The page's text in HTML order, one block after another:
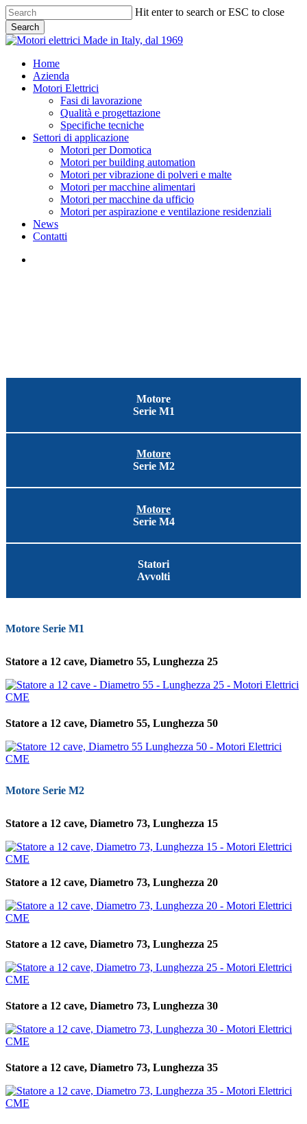
Skip
to
main
content
Hit enter to search or ESC to close
Search
Close
search
Menu
Home
Azienda
Motori Elettrici
Fasi di lavorazione
Qualità e progettazione
Specifiche tecniche
Settori di applicazione
Motori per Domotica
Motori per building automation
Motori per vibrazione di polveri e malte
Motori per macchine alimentari
Motori per macchine da ufficio
Motori per aspirazione e ventilazione residenziali
News
Contatti
Motore
Serie M1
Motore
Serie M2
Motore
Serie M4
Statori
Avvolti
Motore Serie M1
Statore a 12 cave, Diametro 55, Lunghezza 25
Statore a 12 cave, Diametro 55, Lunghezza 50
Motore Serie M2
Statore a 12 cave, Diametro 73, Lunghezza 15
Statore a 12 cave, Diametro 73, Lunghezza 20
Statore a 12 cave, Diametro 73, Lunghezza 25
Statore a 12 cave, Diametro 73, Lunghezza 30
Statore a 12 cave, Diametro 73, Lunghezza 35